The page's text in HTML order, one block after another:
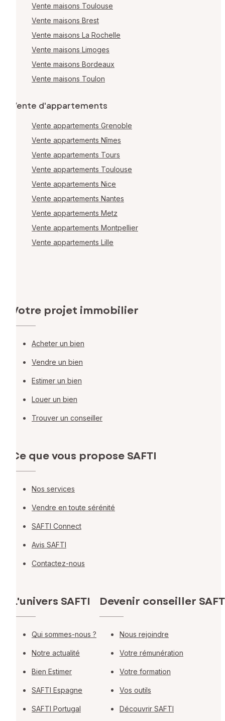
Vente maisons Toulouse
Vente maisons Brest
Vente maisons La Rochelle
Vente maisons Limoges
Vente maisons Bordeaux
Vente maisons Toulon
Vente d'appartements
Vente appartements Grenoble
Vente appartements Nîmes
Vente appartements Tours
Vente appartements Toulouse
Vente appartements Nice
Vente appartements Nantes
Vente appartements Metz
Vente appartements Montpellier
Vente appartements Lille
Votre projet immobilier
Acheter un bien
Vendre un bien
Estimer un bien
Louer un bien
Trouver un conseiller
Ce que vous propose SAFTI
Nos services
Vendre en toute sérénité
SAFTI Connect
Avis SAFTI
Contactez-nous
L'univers SAFTI
Qui sommes-nous ?
Notre actualité
Bien Estimer
SAFTI Espagne
SAFTI Portugal
Devenir conseiller
Nous rejoindre
Votre rémunération
Votre formation
Vos outils
Découvrir SAFTI